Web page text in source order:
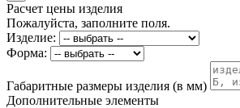
Расчет цены изделия
Пожалуйста, заполните поля.
Изделие:
Форма:
Габаритные размеры изделия (в мм)
Дополнительные элементы